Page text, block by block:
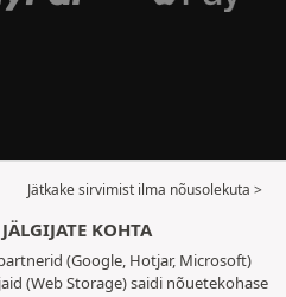
Jätkake sirvimist ilma nõusolekuta >
KOHTA
(Google, Hotjar, Microsoft)
(Web Storage) saidi nõuetekohase